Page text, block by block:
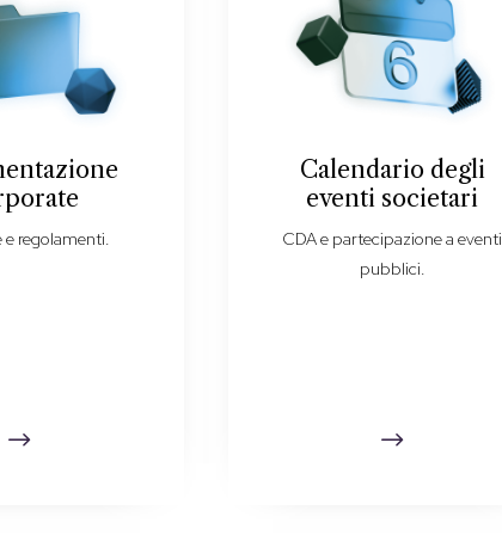
e regolamenti.
$
Calendario degli
eventi societari
CDA e partecipazione a eventi
pubblici.
$